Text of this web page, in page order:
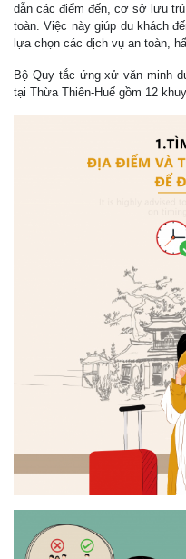
dẫn các điểm đến, cơ sở lưu
toàn. Việc này giúp du khách
lựa chọn các dịch vụ an toàn,
Bộ Quy tắc ứng xử văn minh
tại Thừa Thiên-Huế gồm 12